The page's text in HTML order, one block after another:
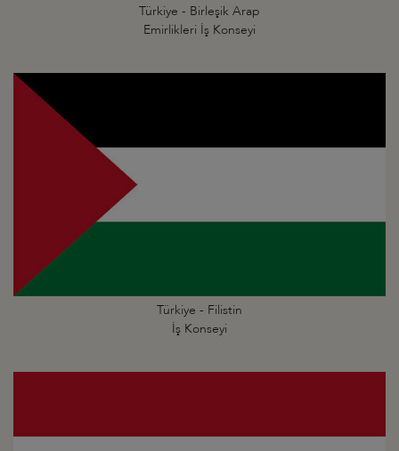
Türkiye - Birleşik Arap
Emirlikleri İş Konseyi
Türkiye - Filistin
İş Konseyi